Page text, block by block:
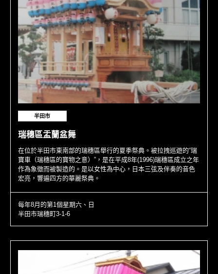
半田市
瑞穗區盂蘭盆舞
在位於半田市東南部的瑞穗區舉行的夏季祭典。被拉拽巡遊的“瑞
寶車（瑞穗區的寶物之意）”，是在平成8年(1996)瑞穗區成立之年
作為象徵而被製造的。是以女性為中心，日本三弦及伴奏的音色
宏亮，響遍四方的華麗祭典。
每年8月的第1個星期六、日
半田市瑞穗町3-1-6